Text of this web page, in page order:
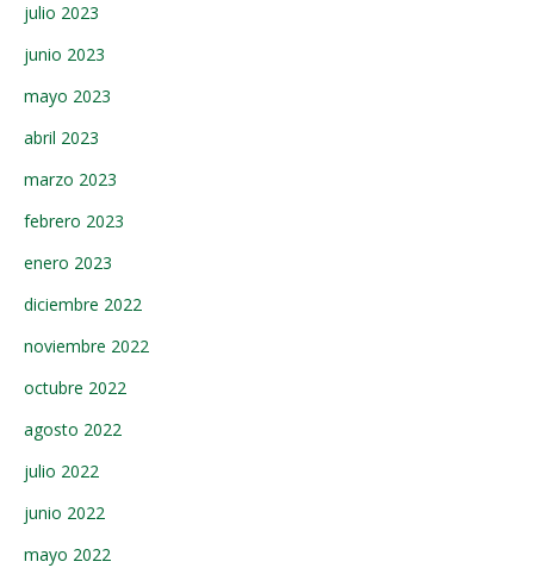
julio 2023
junio 2023
mayo 2023
abril 2023
marzo 2023
febrero 2023
enero 2023
diciembre 2022
noviembre 2022
octubre 2022
agosto 2022
julio 2022
junio 2022
mayo 2022